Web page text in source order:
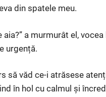
din spatele meu.
aia?” a murmurât el,
urgență.
să văd ce-i atrăsese
în hol cu calmul și